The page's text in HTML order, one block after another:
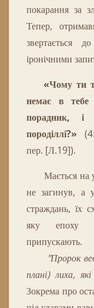
покарання за
Тепер,
звертається
іронічними
«Чому ти
немає в
порадник, і
породіллі?»
пер. [Л.19]).
Мається на
не загинув, а
страждань, їх
яку епоху
припускають.
"Пророк
плані) лиха,
Зокрема про